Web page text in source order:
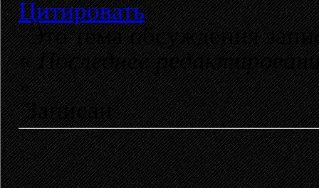
Цитировать
Это тема обсуждения
«Последнее
»
Записан